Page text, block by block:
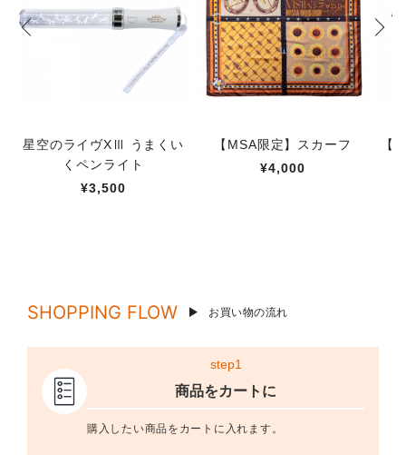
星空のライヴXⅢ うまくい
くペンライト
¥3,500
【MSA限定】スカーフ
¥4,000
【
SHOPPING FLOW お買い物の流れ
step1
商品をカートに
購入したい商品をカートに入れます。